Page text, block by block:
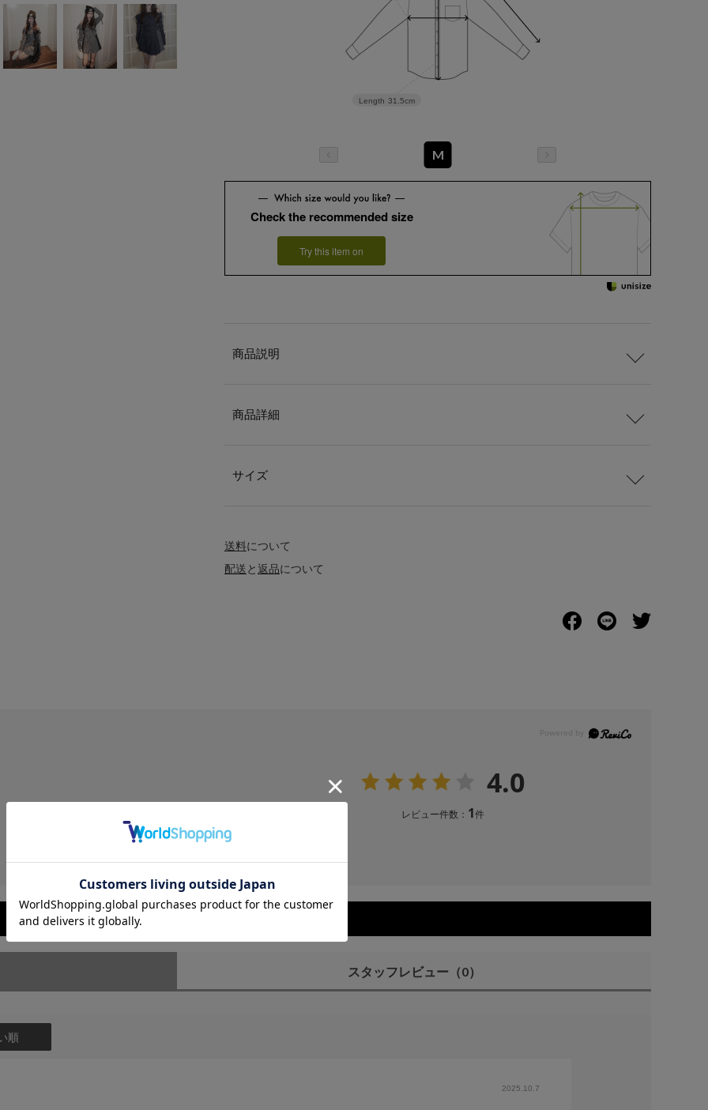
Length 31.5cm
M
Check the recommended size
Try this item on
商品説明
商品詳細
サイズ
送料について
配送と返品について
4.0
レビュー件数： 1件
レビューを閉じる
スタッフレビュー （0）
順
2025.10.7